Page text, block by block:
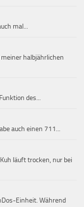
mal...
halbjährlichen
des...
auch einen 711...
läuft trocken, nur bei
Einheit. Während